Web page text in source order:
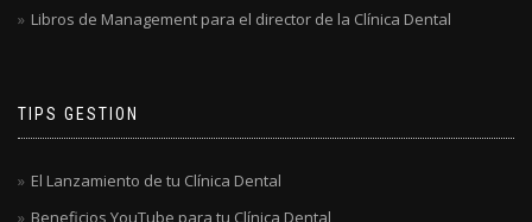
Libros de Management para el director de la Clínica Dental
TIPS GESTION
El Lanzamiento de tu Clínica Dental
Beneficios YouTube para tu Clínica Dental